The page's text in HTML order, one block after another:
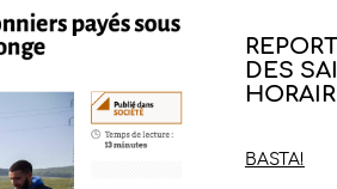
DES
BASTA!